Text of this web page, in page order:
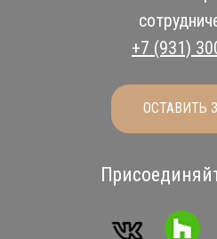
+7 (931)
ОСТАВИТЬ